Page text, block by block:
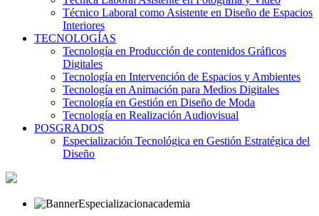
Técnico Laboral como Asistente en Diseño de Espacios
Interiores
TECNOLOGÍAS
Tecnología en Producción de contenidos Gráficos
Digitales
Tecnología en Intervención de Espacios y Ambientes
Tecnología en Animación para Medios Digitales
Tecnología en Gestión en Diseño de Moda
Tecnología en Realización Audiovisual
POSGRADOS
Especialización Tecnológica en Gestión Estratégica del
Diseño